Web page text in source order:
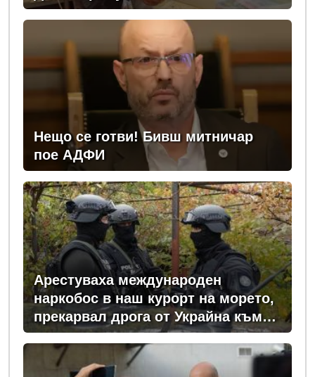
Нещо се готви! Бивш митничар
пое АДФИ
Арестуваха международен
наркобос в наш курорт на морето,
прекарвал дрога от Украйна към
ЕС